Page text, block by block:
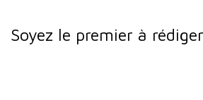
Soyez le premier à